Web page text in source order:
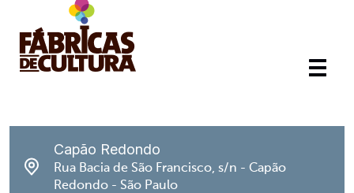
Capão Redondo
Rua Bacia de São Francisco, s/n - Capão
Redondo - São Paulo